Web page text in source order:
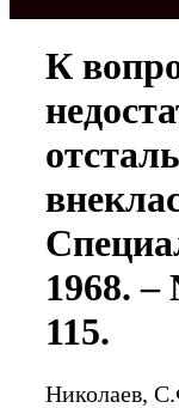
К
1968.
115.
Николаев,